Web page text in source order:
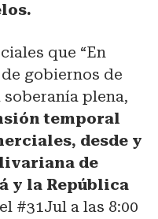
que “En
gobiernos de
soberanía plena,
temporal
desde y
de
y la República
#31Jul a las 8:00